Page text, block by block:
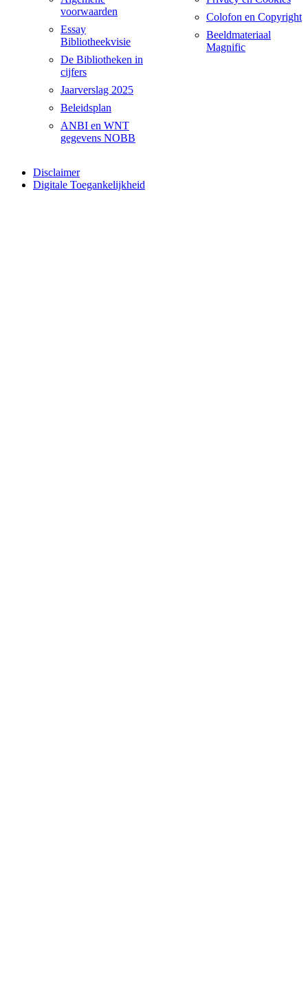
voorwaarden
Essay
Bibliotheekvisie
De Bibliotheken in
cijfers
Jaarverslag 2025
Beleidsplan
ANBI en WNT
gegevens NOBB
Colofon en Copyright
Beeldmateriaal
Magnific
Disclaimer
Digitale Toegankelijkheid